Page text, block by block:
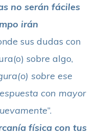
no serán fáciles
irán
sus dudas con
sobre algo,
sobre ese
con mayor
”.
física con tus